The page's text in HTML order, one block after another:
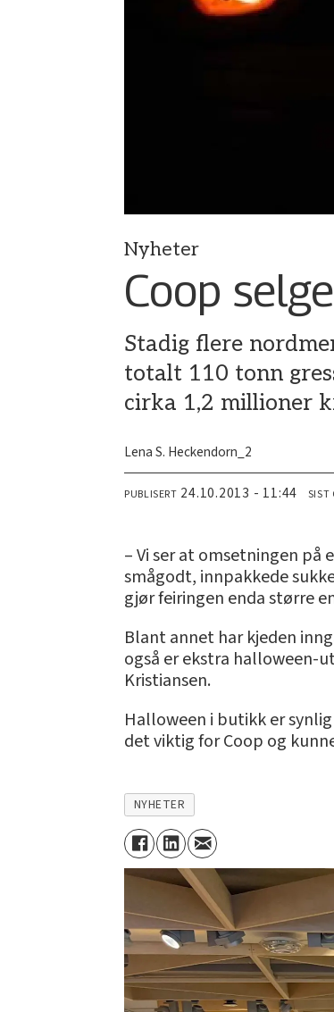
Nyheter
Coop
Stadig flere
totalt 110 tonn
cirka 1,2 millioner
Lena S. Heckendorn_2
PUBLISERT 24.10.2013 - 11:44 SIST
– Vi ser at omsetningen
smågodt, innpakkede
gjør feiringen enda større
Blant annet har kjeden
også er ekstra halloween-
Kristiansen.
Halloween i butikk er
det viktig for Coop og
NYHETER